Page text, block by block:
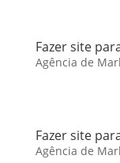
Fazer site
Agência de
Fazer site
Agência de